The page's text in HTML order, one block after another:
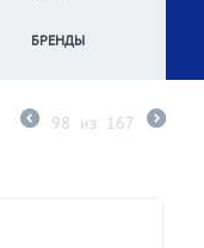
БРЕНДЫ
98 из 167